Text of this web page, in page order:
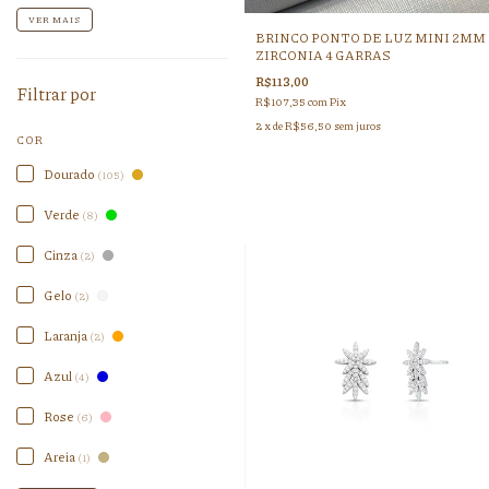
VER MAIS
Filtrar por
COR
Dourado (105)
Verde (8)
Cinza (2)
Gelo (2)
Laranja (2)
Azul (4)
Rose (6)
Areia (1)
BRINCO PONTO DE LUZ MINI 2MM
ZIRCONIA 4 GARRAS
R$113,00
R$107,35 com Pix
2 x deR$56,50 sem juros